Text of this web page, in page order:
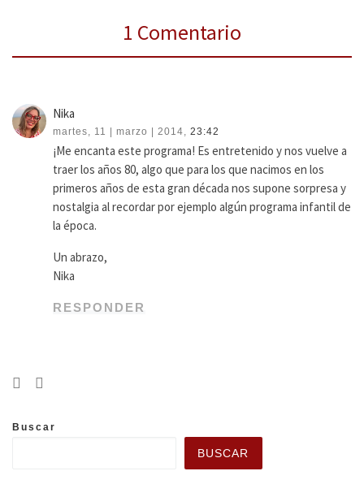
1 Comentario
Nika
martes, 11 | marzo | 2014, 23:42
¡Me encanta este programa! Es entretenido y nos vuelve a
traer los años 80, algo que para los que nacimos en los
primeros años de esta gran década nos supone sorpresa y
nostalgia al recordar por ejemplo algún programa infantil de
la época.
Un abrazo,
Nika
RESPONDER
Buscar
BUSCAR